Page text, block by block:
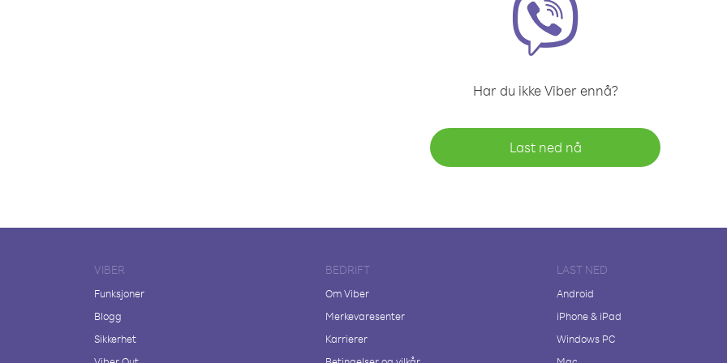
Har du ikke Viber ennå?
Last ned nå
VIBER
Funksjoner
Blogg
Sikkerhet
BEDRIFT
Om Viber
Merkevaresenter
Karrierer
LAST NED
Android
iPhone & iPad
Windows PC